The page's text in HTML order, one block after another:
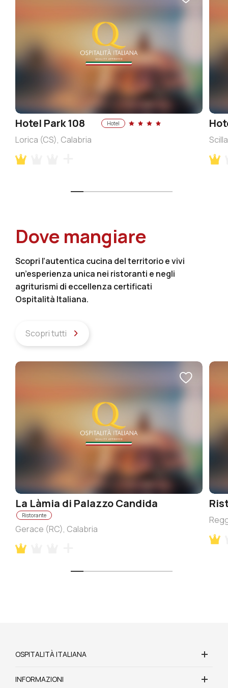
Hotel Park 108 Hotel
Lorica (CS), Calabria
Dove mangiare
Scopri l’autentica cucina del territorio e vivi
un’esperienza unica nei ristoranti e negli
agriturismi di eccellenza certificati
Ospitalità Italiana.
Scopri tutti
La Làmia di Palazzo Candida
Ristorante
Gerace (RC), Calabria
OSPITALITÀ ITALIANA
INFORMAZIONI